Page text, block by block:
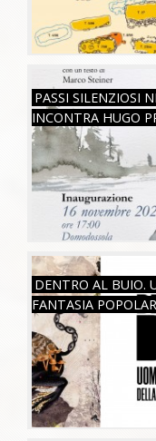
PASSI SILENZIOSI
INCONTRA HUGO
DENTRO AL BUIO.
FANTASIA